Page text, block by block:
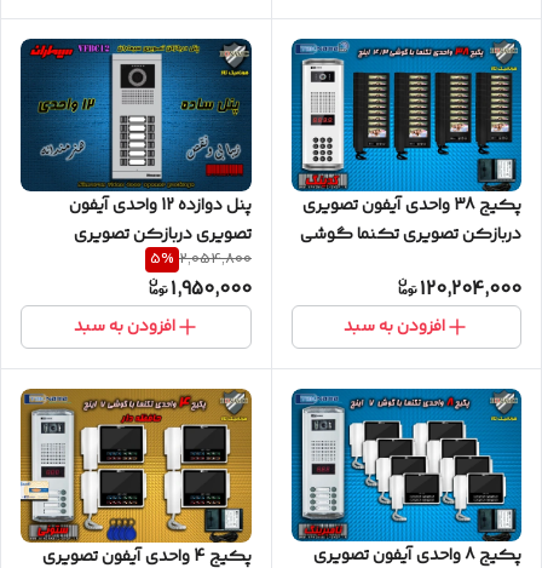
پکیج 38 واحدی آیفون تصویری
دربازکن تصویری تکنما گوشی
کدینگ پسوردی
120,204,000
افزودن به سبد
پنل دوازده 12 واحدی آیفون
تصویری دربازکن تصویری
FARDAD
2,054,800
5%
1,950,000
افزودن به سبد
پکیج 8 واحدی آیفون تصویری
پکیج 4 واحدی آیفون تصویری